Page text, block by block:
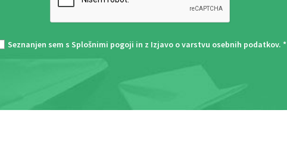
Seznanjen sem s Splošnimi pogoji in z Izjavo o varstvu osebnih podatkov. *